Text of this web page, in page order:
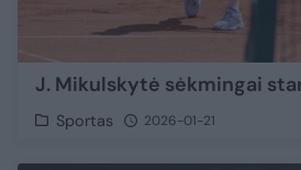
J. Mikulskytė sėkmingai
Sportas 2026-01-21